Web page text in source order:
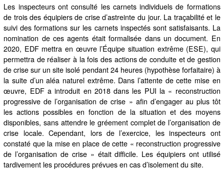
Les inspecteurs ont consulté les carnets individuels de formations
de trois des équipiers de crise d’astreinte du jour. La traçabilité et le
suivi des formations sur les carnets inspectés sont satisfaisants. La
nomination de ces agents était formalisée dans un document. En
2020, EDF mettra en œuvre l’Équipe situation extrême (ESE), qui
permettra de réaliser à la fois des actions de conduite et de gestion
de crise sur un site isolé pendant 24 heures (hypothèse forfaitaire) à
la suite d’un aléa naturel extrême. Dans l’attente de cette mise en
œuvre, EDF a introduit en 2018 dans les PUI la « reconstruction
progressive de l’organisation de crise » afin d’engager au plus tôt
les actions possibles en fonction de la situation et des moyens
disponibles, sans attendre le gréement complet de l’organisation de
crise locale. Cependant, lors de l’exercice, les inspecteurs ont
constaté que la mise en place de cette « reconstruction progressive
de l’organisation de crise » était difficile. Les équipiers ont utilisé
tardivement les procédures prévues en cas d’isolement du site.